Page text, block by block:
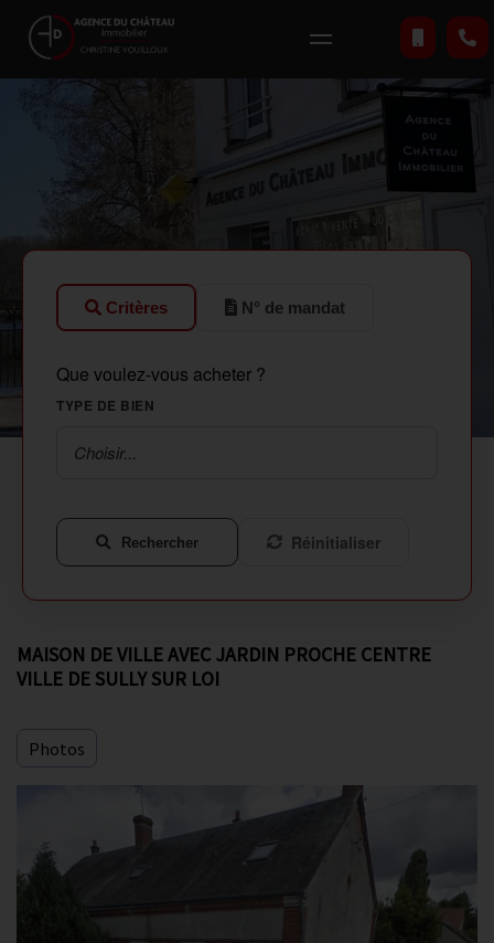
Critères N° de mandat
Que voulez-vous acheter ?
TYPE DE BIEN
Choisir...
Rechercher Réinitialiser
MAISON DE VILLE AVEC JARDIN PROCHE CENTRE
VILLE DE SULLY SUR LOI
Photos